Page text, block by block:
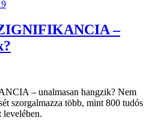
–
– unalmasan hangzik? Nem
szorgalmazza több, mint 800 tudós
levelében.